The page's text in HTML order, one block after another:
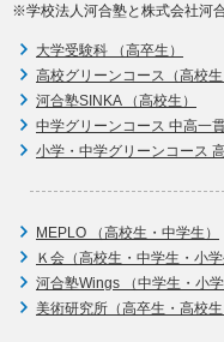
※学校法人河合塾と株式会社河
大学受験科 （高卒生）
高校グリーンコース（高校生
河合塾SINKA （高校生）
中学グリーンコース 中高一
小学・中学グリーンコース
MEPLO （高校生・中学生）
Ｋ会（高校生・中学生・小学
河合塾Wings （中学生・小学
美術研究所（高卒生・高校生